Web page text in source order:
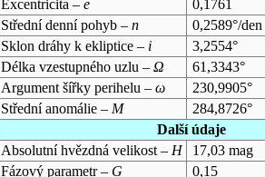
Excentricita – e
0,1761
Střední denní pohyb – n
0,2589°/den
Sklon dráhy k ekliptice – i
3,2554°
Délka vzestupného uzlu – Ω
61,3343°
Argument šířky perihelu – ω
230,9905°
Střední anomálie – M
284,8726°
Další údaje
Absolutní hvězdná velikost – H
17,03 mag
Fázový parametr – G
0,15